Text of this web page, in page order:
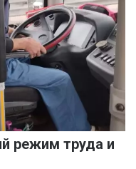
режим труда и